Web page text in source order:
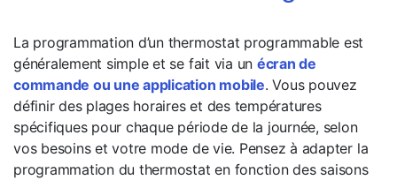
La programmation d’un thermostat programmable est
généralement simple et se fait via un écran de
commande ou une application mobile. Vous pouvez
définir des plages horaires et des températures
spécifiques pour chaque période de la journée, selon
vos besoins et votre mode de vie. Pensez à adapter la
programmation du thermostat en fonction des saisons